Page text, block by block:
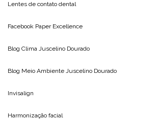
Lentes de contato dental
Facebook Paper Excellence
Blog Clima Juscelino Dourado
Blog Meio Ambiente Juscelino Dourado
Invisalign
Harmonização facial